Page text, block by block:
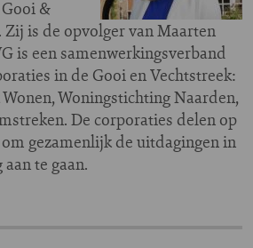
&
Zij is de opvolger van Maarten
is een samenwerkingsverband
in de Gooi en Vechtstreek:
Woningstichting Naarden,
De corporaties delen op
gezamenlijk de uitdagingen in
te gaan.